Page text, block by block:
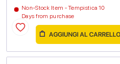
Non-Stock Item - Tempistica 10
Days from purchase
AGGIUNGI AL